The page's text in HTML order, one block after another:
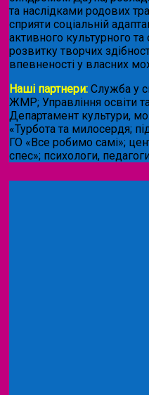
та наслідками родових
сприяти соціальній
активного культурного та
розвитку творчих
впевненості у власних
Наші партнери: Служба у
ЖМР; Управління освіти
Департамент культури,
«Турбота та милосердя;
ГО «Все робимо самі»;
спес»; психологи,